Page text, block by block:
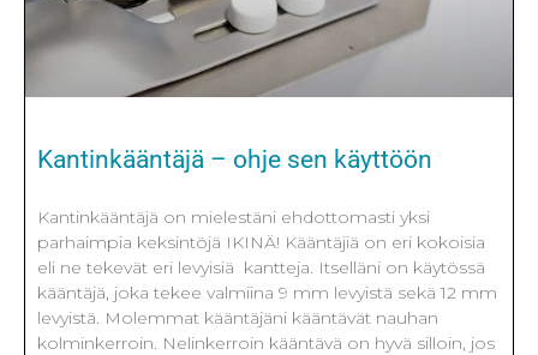
Kantinkääntäjä – ohje sen käyttöön
Kantinkääntäjä on mielestäni ehdottomasti yksi
parhaimpia keksintöjä IKINÄ! Kääntäjiä on eri kokoisia
eli ne tekevät eri levyisiä kantteja. Itselläni on käytössä
kääntäjä, joka tekee valmiina 9 mm levyistä sekä 12 mm
levyistä. Molemmat kääntäjäni kääntävät nauhan
kolminkerroin. Nelinkerroin kääntävä on hyvä silloin, jos